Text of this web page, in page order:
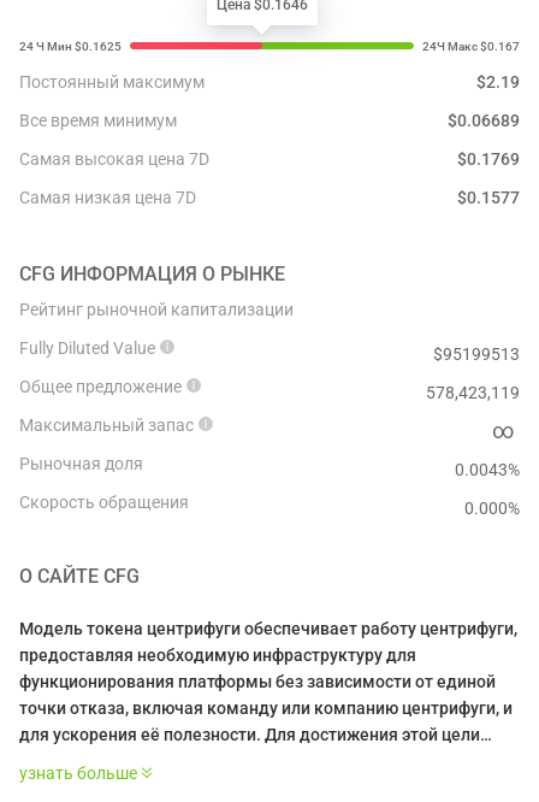
Цена $0.1646
Постоянный максимум $2.19
Все время минимум
$0.06689
Самая высокая цена 7D
$0.1769
Самая низкая цена 7D
$0.1577
CFG ИНФОРМАЦИЯ О РЫНКЕ
Рейтинг рыночной капитализации
Fully Diluted Value
$95199513
Общее предложение
578,423,119
Максимальный запас
∞
Рыночная доля
0.0043%
Скорость обращения
0.000%
О САЙТЕ CFG
Модель токена центрифуги обеспечивает работу центрифуги,
предоставляя необходимую инфраструктуру для
функционирования платформы без зависимости от единой
точки отказа, включая команду или компанию центрифуги, и
для ускорения её полезности. Для достижения этой цели
родного токена, называемого токеном центрифуги (cfg),
узнать больше